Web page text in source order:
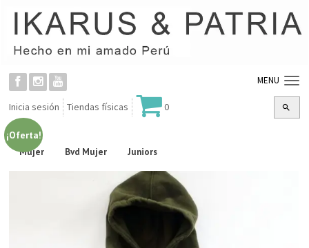
MENU
Inicia sesión Tiendas físicas 0
¡Oferta!
Mujer Bvd Mujer Juniors